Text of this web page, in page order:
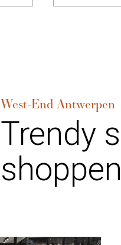
West-End Antwerpen
Trendy